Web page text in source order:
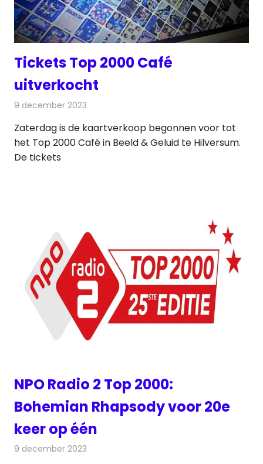
Tickets Top 2000 Café
uitverkocht
9 december 2023
Zaterdag is de kaartverkoop begonnen voor tot
het Top 2000 Café in Beeld & Geluid te Hilversum.
De tickets
NPO Radio 2 Top 2000:
Bohemian Rhapsody voor 20e
keer op één
9 december 2023